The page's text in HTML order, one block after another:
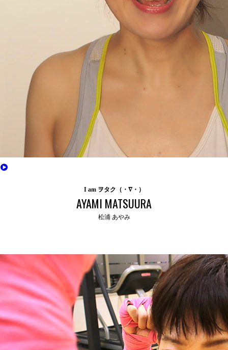
I am ヲタク（・∇・）
AYAMI MATSUURA
松浦 あやみ